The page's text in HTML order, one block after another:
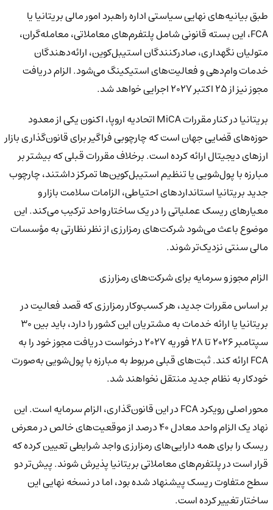
طبق بیانیه‌های نهایی سیاستی اداره راهبرد امور مالی بریتانیا یا
FCA، این بسته قانونی شامل پلتفرم‌های معاملاتی، معامله‌گران،
متولیان نگهداری، صادرکنندگان استیبل‌کوین، ارائه‌دهندگان
خدمات وام‌دهی و فعالیت‌های استیکینگ می‌شود. الزام دریافت
مجوز نیز از ۲۵ اکتبر ۲۰۲۷ اجرایی خواهد شد.
بریتانیا در کنار مقررات MiCA اتحادیه اروپا، اکنون یکی از معدود
حوزه‌های قضایی جهان است که چارچوبی فراگیر برای قانون‌گذاری بازار
ارزهای دیجیتال ارائه کرده است. برخلاف مقررات قبلی که بیشتر بر
مبارزه با پول‌شویی یا تنظیم استیبل‌کوین‌ها تمرکز داشتند، چارچوب
جدید بریتانیا استانداردهای احتیاطی، الزامات سلامت بازار و
معیارهای ریسک عملیاتی را در یک ساختار واحد ترکیب می‌کند. این
موضوع باعث می‌شود شرکت‌های رمزارزی از نظر نظارتی به مؤسسات
مالی سنتی نزدیک‌تر شوند.
الزام مجوز و سرمایه برای شرکت‌های رمزارزی
بر اساس مقررات جدید، هر کسب‌وکار رمزارزی که قصد فعالیت در
بریتانیا یا ارائه خدمات به مشتریان این کشور را دارد، باید بین ۳۰
سپتامبر ۲۰۲۶ تا ۲۸ فوریه ۲۰۲۷ درخواست دریافت مجوز خود را به
FCA ارائه کند. ثبت‌های قبلی مربوط به مبارزه با پول‌شویی به‌صورت
خودکار به نظام جدید منتقل نخواهند شد.
محور اصلی رویکرد FCA در این قانون‌گذاری، الزام سرمایه است. این
نهاد یک الزام واحد معادل ۴۰ درصد از موقعیت‌های خالص در معرض
ریسک را برای همه دارایی‌های رمزارزی واجد شرایطی تعیین کرده که
قرار است در پلتفرم‌های معاملاتی بریتانیا پذیرش شوند. پیش‌تر دو
سطح متفاوت ریسک پیشنهاد شده بود، اما در نسخه نهایی این
ساختار تغییر کرده است.